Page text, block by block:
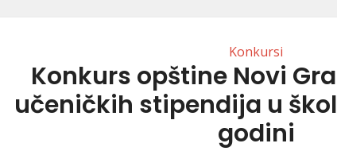
Konkursi
Konkurs opštine Novi
učeničkih stipendija u
godini